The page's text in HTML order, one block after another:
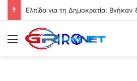
Ελπίδα για τη Δημοκρατία: Βγήκαν
Μενού